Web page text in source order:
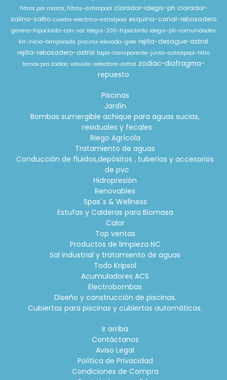
filtros por marca, filtros-astralpool clorador-idegis-ph clorador-
salino-saltio cuadro-electrico-astralpool esquina-canal-rebosadero
genera-hipoclorito-con-sal idegis-200-hipoclorito idegis-ph-comunidades
kit-inicio-temporada piscina-elevada-gree rejilla-desague-astral
rejilla-rebosadero-astral tapa-transparente-junta-astralpool-filtro
tornax pro zodiac valvula-selectora-astral zodiac-diafragma-
repuesto
Piscinas
Jardín
Bombas sumergible achique para aguas sucias,
residuales y fecales
Riego Agrícola
Tratamiento de aguas
Conducción de fluidos,depósitos , tuberías y accesorios
de pvc
Hidropresión
Renovables
Spas´s & Wellness
Estufas y Calderas para Biomasa
Calor
Top ventas
Productos de limpieza NC
Sal industrial y tratamiento de aguas
Todo Kripsol
Acumuladores ACS
Electrobombas
Diseño y construcción de piscinas.
Cubiertas para piscinas y cubiertas automáticas.
Ir arriba
Contáctanos
Aviso Legal
Política de Privacidad
Condiciones de Compra